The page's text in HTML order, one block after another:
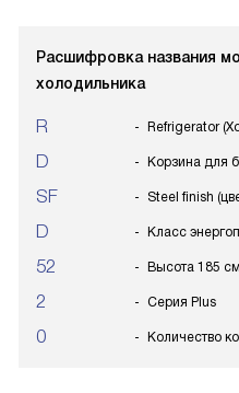
Расшифровка названия
холодильника
R Refrigerator
D Корзина для
SF Steel finish
D Класс
52 Высота 185 см
2 Серия Plus
0 Количество